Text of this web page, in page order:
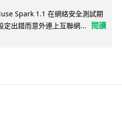
Spark 1.1 在網絡安全測試期
出錯而意外連上互聯網...
閱讀